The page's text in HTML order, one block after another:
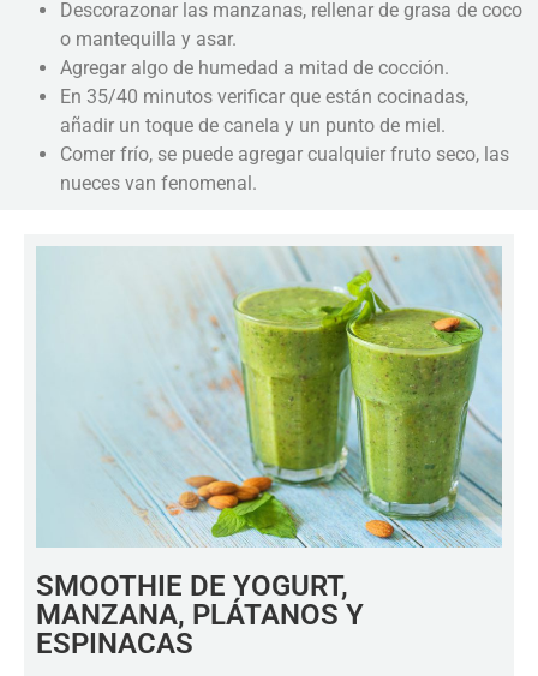
Descorazonar las manzanas, rellenar de grasa de coco
o mantequilla y asar.
Agregar algo de humedad a mitad de cocción.
En 35/40 minutos verificar que están cocinadas,
añadir un toque de canela y un punto de miel.
Comer frío, se puede agregar cualquier fruto seco, las
nueces van fenomenal.
SMOOTHIE DE YOGURT,
MANZANA, PLÁTANOS Y
ESPINACAS